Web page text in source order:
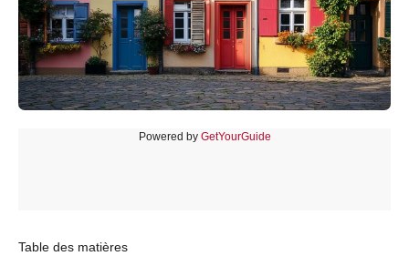
Powered by GetYourGuide
Table des matières